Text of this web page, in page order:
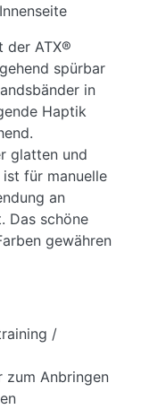
der ATX®
spürbar
in
Haptik
glatten und
für manuelle
an
Das schöne
gewähren
/
zum Anbringen